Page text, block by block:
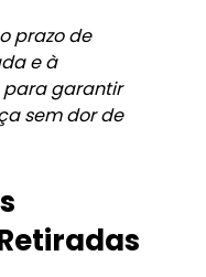
prazo de
e à
garantir
sem dor de